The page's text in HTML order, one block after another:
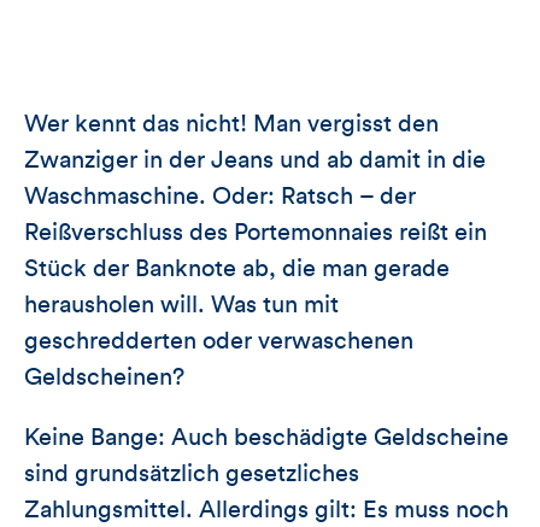
Wer kennt das nicht! Man vergisst den
Zwanziger in der Jeans und ab damit in die
Waschmaschine. Oder: Ratsch – der
Reißverschluss des Portemonnaies reißt ein
Stück der Banknote ab, die man gerade
herausholen will. Was tun mit
geschredderten oder verwaschenen
Geldscheinen?
Keine Bange: Auch beschädigte Geldscheine
sind grundsätzlich gesetzliches
Zahlungsmittel. Allerdings gilt: Es muss noch